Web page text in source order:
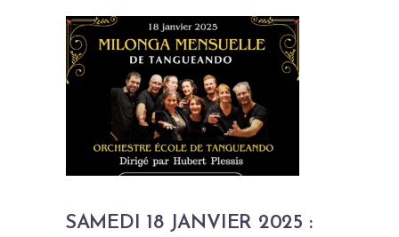
SAMEDI 18 JANVIER 2025 :